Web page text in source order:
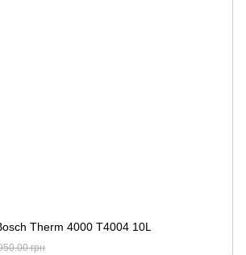
Therm 4000 T4004 10L
грн